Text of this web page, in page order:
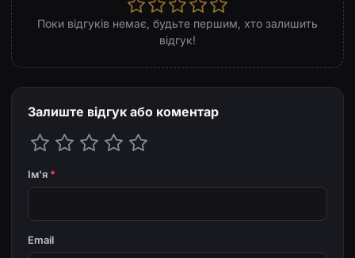
Поки відгуків немає, будьте першим, хто залишить
відгук!
Залиште відгук або коментар
Ім'я *
Email